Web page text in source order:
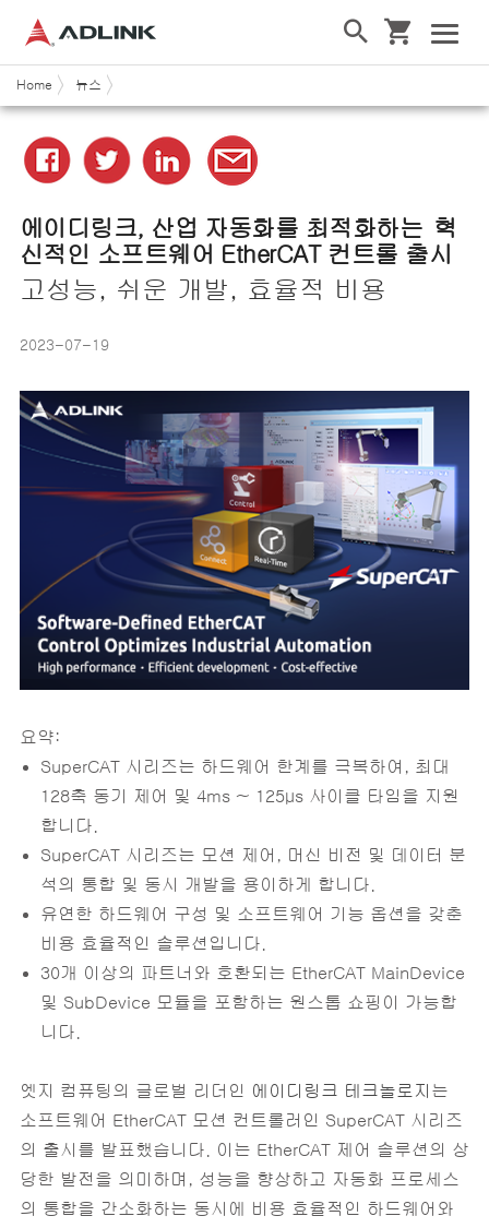
Home 뉴스
에이디링크, 산업 자동화를 최적화하는 혁
신적인 소프트웨어 EtherCAT 컨트롤 출시
고성능, 쉬운 개발, 효율적 비용
2023-07-19
요약:
SuperCAT 시리즈는 하드웨어 한계를 극복하여, 최대
128축 동기 제어 및 4ms ~ 125μs 사이클 타임을 지원
합니다.
SuperCAT 시리즈는 모션 제어, 머신 비전 및 데이터 분
석의 통합 및 동시 개발을 용이하게 합니다.
유연한 하드웨어 구성 및 소프트웨어 기능 옵션을 갖춘
비용 효율적인 솔루션입니다.
30개 이상의 파트너와 호환되는 EtherCAT MainDevice
및 SubDevice 모듈을 포함하는 원스톱 쇼핑이 가능합
니다.
엣지 컴퓨팅의 글로벌 리더인 에이디링크 테크놀로지 는
소프트웨어 EtherCAT 모션 컨트롤러인 SuperCAT 시리즈
의 출시를 발표했습니다. 이는 EtherCAT 제어 솔루션의 상
당한 발전을 의미하며, 성능을 향상하고 자동화 프로세스
의 통합을 간소화하는 동시에 비용 효율적인 하드웨어와